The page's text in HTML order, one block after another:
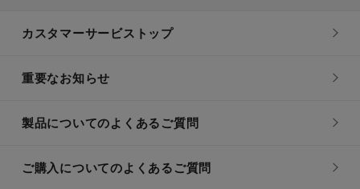
カスタマーサービストップ
重要なお知らせ
製品についてのよくあるご質問
ご購入についてのよくあるご質問